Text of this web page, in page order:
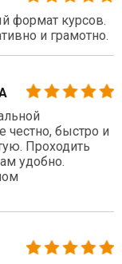
формат курсов.
и грамотно.
честно, быстро и
Проходить
удобно.